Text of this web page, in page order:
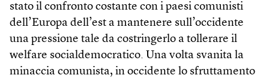
stato il confronto costante con i paesi comunisti
dell’Europa dell’est a mantenere sull’occidente
una pressione tale da costringerlo a tollerare il
welfare socialdemocratico. Una volta svanita la
minaccia comunista, in occidente lo sfruttamento